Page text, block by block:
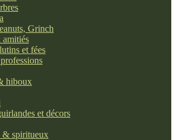
Grinch
et fées
hiboux
et décors
& spiritueux